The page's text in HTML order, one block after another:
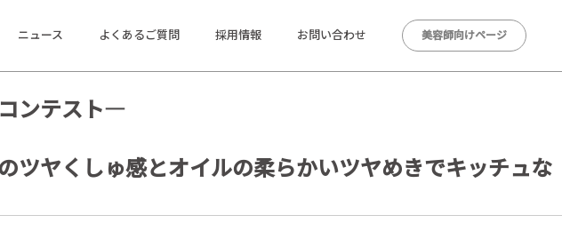
ニュース よくあるご質問 採用情報 お問い合わせ 美容師向けページ
ンテスト―
ヤくしゅ感とオイルの柔らかいツヤめきでキッチュな